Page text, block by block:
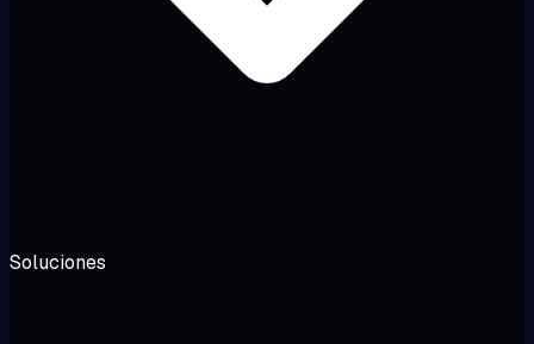
Soluciones